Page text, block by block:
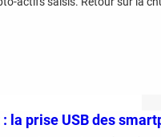
la prise USB des